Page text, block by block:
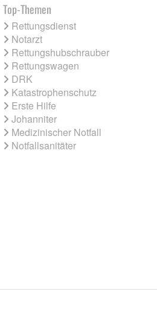
Top-Themen
Rettungsdienst
Notarzt
Rettungshubschrauber
Rettungswagen
DRK
Katastrophenschutz
Erste Hilfe
Johanniter
Medizinischer Notfall
Notfallsanitäter